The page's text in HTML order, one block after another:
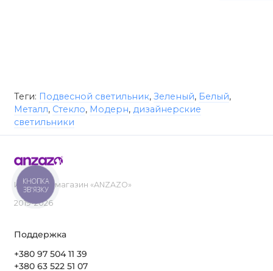
Теги: Подвесной светильник, Зеленый, Белый,
Металл, Стекло, Модерн, дизайнерские
светильники
Интернет-магазин «ANZAZO»
2019-2026
Поддержка
+380 97 504 11 39
+380 63 522 51 07
КНОПКА
ЗВ'ЯЗКУ